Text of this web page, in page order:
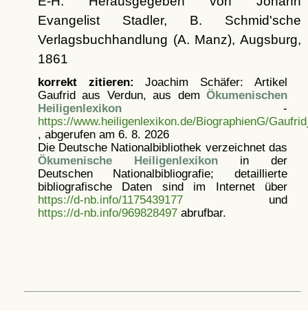
Evangelist Stadler, B. Schmid'sche
Verlagsbuchhandlung (A. Manz), Augsburg,
1861
korrekt zitieren: Joachim Schäfer: Artikel
Gaufrid aus Verdun, aus dem Ökumenischen
Heiligenlexikon-
https://www.heiligenlexikon.de/BiographienG/
, abgerufen am 6. 8. 2026
Die Deutsche Nationalbibliothek verzeichnet das
Ökumenische Heiligenlexikonin der
Deutschen Nationalbibliografie; detaillierte
bibliografische Daten sind im Internet über
https://d-nb.info/1175439177und
https://d-nb.info/969828497abrufbar.